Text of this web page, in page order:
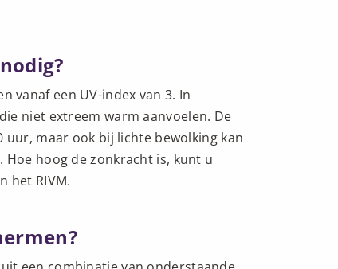
vanaf een UV-index van 3. In
niet extreem warm aanvoelen. De
uur, maar ook bij lichte bewolking kan
Hoe hoog de zonkracht is, kunt u
het RIVM.